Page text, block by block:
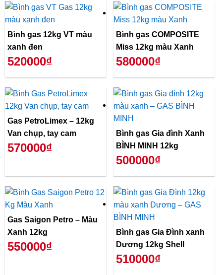
Bình gas 12kg VT màu
xanh đen
520000₫
Bình gas COMPOSITE
Miss 12kg màu Xanh
580000₫
Gas PetroLimex – 12kg
Van chụp, tay cam
570000₫
Bình gas Gia đình Xanh
BÌNH MINH 12kg
500000₫
Gas Saigon Petro – Màu
Xanh 12kg
550000₫
Bình gas Gia Đình xanh
Dương 12kg Shell
510000₫